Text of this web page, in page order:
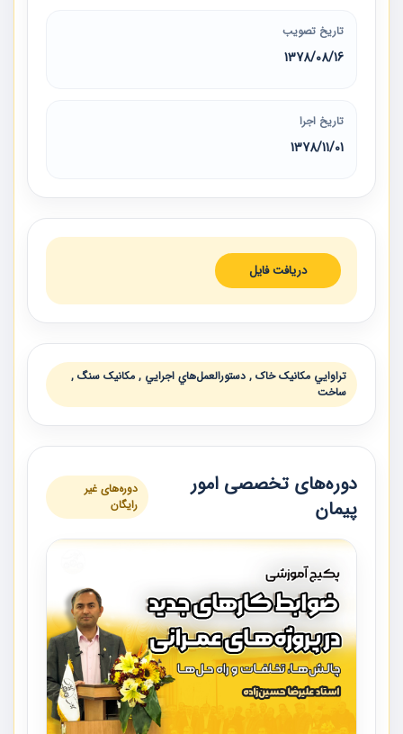
تاریخ تصویب
1378/08/16
تاریخ اجرا
1378/11/01
دریافت فایل
تراوايي مکانیک خاک , دستورالعمل‌هاي اجرايي , مکانیک سنگ ,
ساخت
دوره‌های تخصصی امور
پیمان
دوره‌های غیر
رایگان